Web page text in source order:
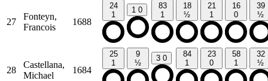
27
Fonteyn,
Francois
1688
24
1
1 0
83
1
18
½
21
1
16
0
39
½
28
Castellana,
Michael
1684
25
1
9
½
3 0
84
1
23
0
58
1
32
½